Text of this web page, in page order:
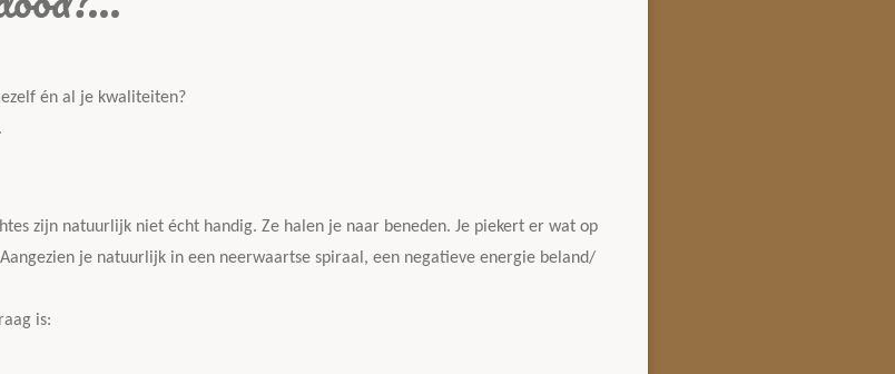
én al je kwaliteiten?
zijn natuurlijk niet écht handig. Ze halen je naar beneden. Je piekert er wat op
je natuurlijk in een neerwaartse spiraal, een negatieve energie beland/
is: